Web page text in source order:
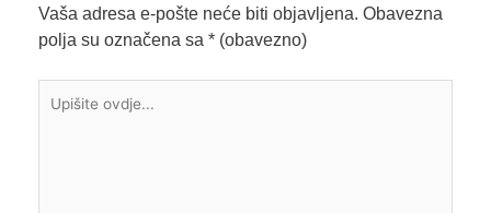
Vaša adresa e-pošte neće biti objavljena. Obavezna
polja su označena sa * (obavezno)
ovdje...